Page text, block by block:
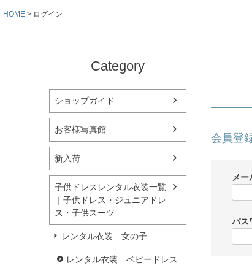
アウター
Recital & Concours
Atelier
実店舗 つくば店
Tsukuba Boutique
〒 茨城県土浦市大町14-16-1F
営業 10:00–18:00（完全予約制）
定休 月曜日
店舗を予約する →
HOME ログイン
Category
ショップガイド
お客様写真館
新入荷
子供ドレスレンタル衣装一覧
｜子供ドレス・ジュニアドレ
ス・子供スーツ
レンタル衣装 女の子
レンタル衣装 ベビードレス
会員登
メー
パス